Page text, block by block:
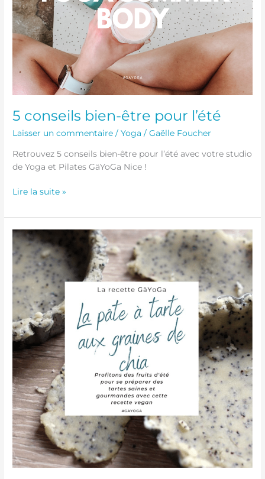
5 conseils bien-être pour l’été
Laisser un commentaire /Yoga /Gaëlle Foucher
Retrouvez 5 conseils bien-être pour l’été avec votre studio
de Yoga et Pilates GäYoGa Nice !
Lire la suite »
La
recette
GäYoGa